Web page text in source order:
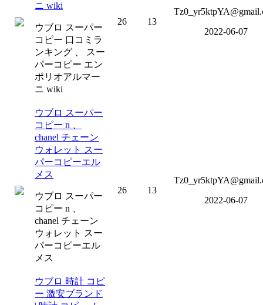
ニ wiki
ウブロ スーパー
コピー 口コミラ
ンキング 、 スー
パーコピー エン
ポリオアルマー
ニ wiki
26 13
2022-06-07
ウブロ スーパー
コピー n 、
chanel チェーン
ウォレット スー
パーコピーエル
メス
ウブロ スーパー
コピー n 、
chanel チェーン
ウォレット スー
パーコピーエル
メス
26 13
2022-06-07
ウブロ 時計 コピ
ー 激安ブランド